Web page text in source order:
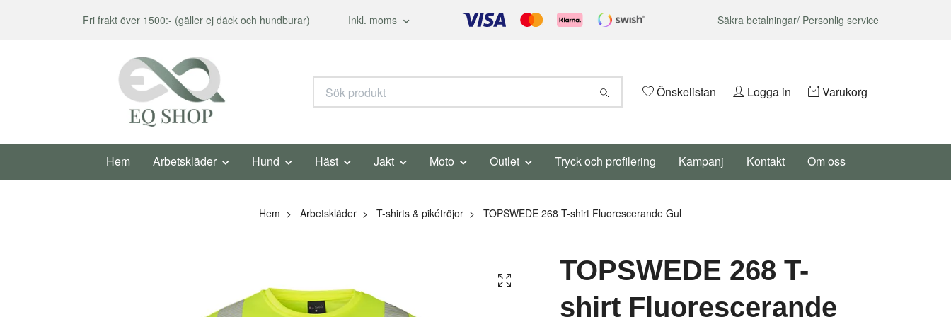
Fri frakt över 1500:- (gäller ej däck och hundburar) Inkl. moms Säkra betalningar/ Personlig service
Önskelistan Logga in Varukorg
Hem Arbetskläder Hund Häst Jakt Moto Outlet Tryck och profilering Kampanj Kontakt Om oss
Hem Arbetskläder T-shirts & pikétröjor TOPSWEDE 268 T-shirt Fluorescerande Gul
TOPSWEDE 268 T-
shirt Fluorescerande